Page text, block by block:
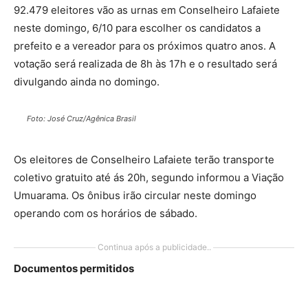
92.479 eleitores vão as urnas em Conselheiro Lafaiete
neste domingo, 6/10 para escolher os candidatos a
prefeito e a vereador para os próximos quatro anos. A
votação será realizada de 8h às 17h e o resultado será
divulgando ainda no domingo.
Foto: José Cruz/Agênica Brasil
Os eleitores de Conselheiro Lafaiete terão transporte
coletivo gratuito até ás 20h, segundo informou a Viação
Umuarama. Os ônibus irão circular neste domingo
operando com os horários de sábado.
Continua após a publicidade..
Documentos permitidos